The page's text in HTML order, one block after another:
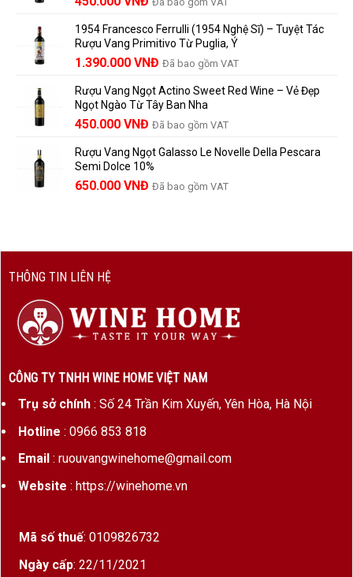
người
vang
nên
biết
Và
Thành
780.000 VNĐ.
là:
495.000 VNĐ.
tại
là:
450.000 VNĐ.
1954 Francesco Ferrulli (1954 Nghệ Sĩ) – Tuyệt Tác
Rượu Vang Primitivo Từ Puglia, Ý
Giá
là:
1.529.000 VNĐ.
1.390.000 VNĐ Giá
tại
là:
1.390.000 VNĐ.
Đã bao gồm VAT
Rượu Vang Ngọt Actino Sweet Red Wine – Vẻ Đẹp
Ngọt Ngào Từ Tây Ban Nha
450.000 VNĐ Đã bao gồm VAT
Rượu Vang Ngọt Galasso Le Novelle Della Pescara
Semi Dolce 10%
650.000 VNĐ Đã bao gồm VAT
THÔNG TIN LIÊN HỆ
CÔNG TY TNHH WINE HOME VIỆT NAM
Trụ sở chính: Số 24 Trần Kim Xuyến, Yên Hòa, Hà Nội
Hotline : 0966 853 818
Email : ruouvangwinehome@gmail.com
Website : https://winehome.vn
Mã số thuế: 0109826732
Ngày cấp: 22/11/2021